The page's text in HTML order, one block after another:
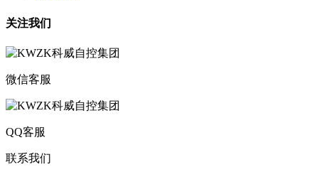
关注我们
微信客服
QQ客服
联系我们